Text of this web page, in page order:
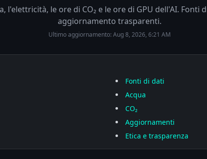
l'elettricità, le ore di CO₂ e le ore di GPU dell'AI. Fonti
aggiornamento trasparenti.
Ultimo aggiornamento:Aug 8, 2026, 6:21 AM
Fonti di dati
Acqua
CO₂
Aggiornamenti
Etica e trasparenza